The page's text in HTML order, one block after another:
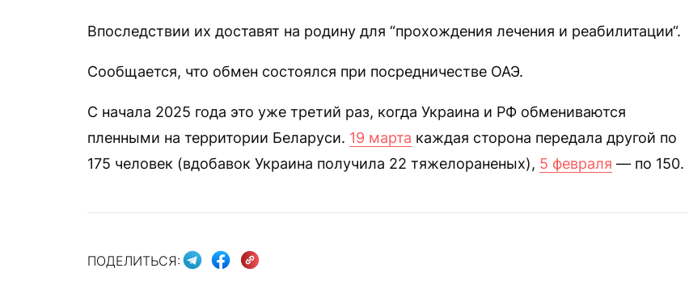
Впоследствии их доставят на родину для “прохождения лечения и реабилитации“.
Сообщается, что обмен состоялся при посредничестве ОАЭ.
С начала 2025 года это уже третий раз, когда Украина и РФ обмениваются
пленными на территории Беларуси. 19 марта каждая сторона передала другой по
175 человек (вдобавок Украина получила 22 тяжелораненых), 5 февраля — по 150.
ПОДЕЛИТЬСЯ: